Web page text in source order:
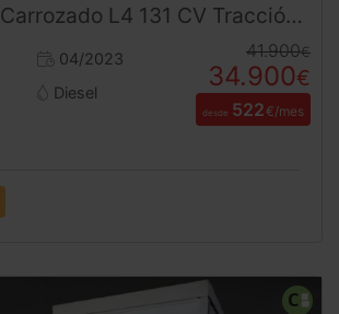
Carrozado L4 131 CV Tracción Trasera
04/2023
Diesel
41.900€
34.900€
desde 522€/mes